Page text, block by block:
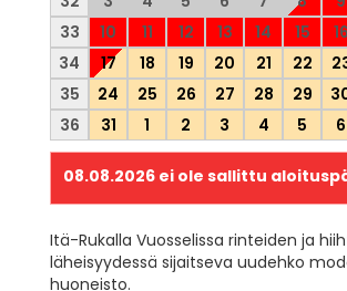
33
10 11 12 13 14 15
16
34
17 18 19 20 21 22
35
24 25 26 27 28 29
36
31 1 2 3 4 5 6
08.08.2026 ei ole sallittu
Itä-Rukalla Vuosselissa rinteiden ja
läheisyydessä sijaitseva uudehko
huoneisto.